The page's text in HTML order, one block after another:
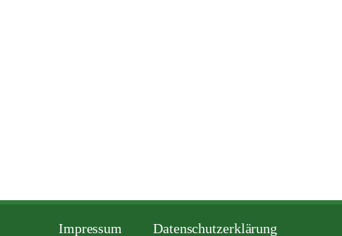
Impressum Datenschutzerklärung